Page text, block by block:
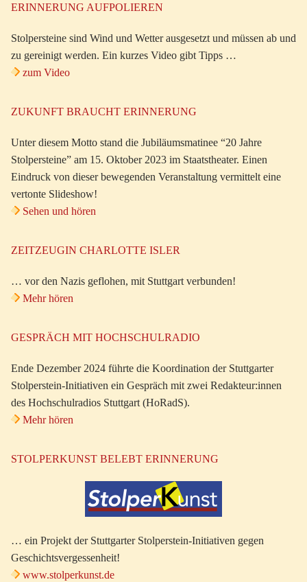
ERINNERUNG AUFPOLIEREN
Stolpersteine sind Wind und Wetter ausgesetzt und müssen ab und
zu gereinigt werden. Ein kurzes Video gibt Tipps …
zum Video
ZUKUNFT BRAUCHT ERINNERUNG
Unter diesem Motto stand die Jubiläumsmatinee “20 Jahre
Stolpersteine” am 15. Oktober 2023 im Staatstheater. Einen
Eindruck von dieser bewegenden Veranstaltung vermittelt eine
vertonte Slideshow!
Sehen und hören
ZEITZEUGIN CHARLOTTE ISLER
… vor den Nazis geflohen, mit Stuttgart verbunden!
Mehr hören
GESPRÄCH MIT HOCHSCHULRADIO
Ende Dezember 2024 führte die Koordination der Stuttgarter
Stolperstein-Initiativen ein Gespräch mit zwei Redakteur:innen
des Hochschulradios Stuttgart (HoRadS).
Mehr hören
STOLPERKUNST BELEBT ERINNERUNG
… ein Projekt der Stuttgarter Stolperstein-Initiativen gegen
Geschichtsvergessenheit!
www.stolperkunst.de